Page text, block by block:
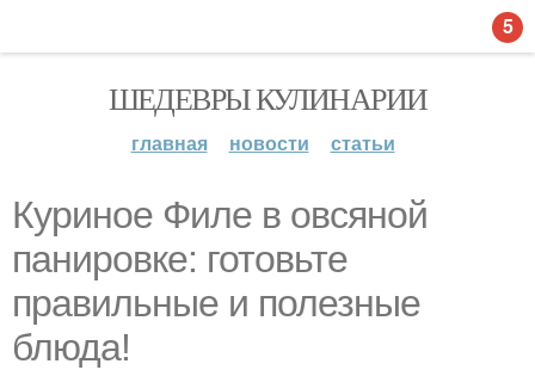
ШЕДЕВРЫ КУЛИНАРИИ
главная новости статьи
Куриное Филе в овсяной
панировке: готовьте
правильные и полезные
блюда!
5